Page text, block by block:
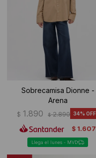
Sobrecamisa Dionne -
Arena
$ 1.890 $ 2.890 34
$ 1.607
Llega el lunes - MVD
Ropa Interior
Canguros
Camperas
Tejidos
Buzos
Shorts de baño
Camisas y blusas
Vestidos